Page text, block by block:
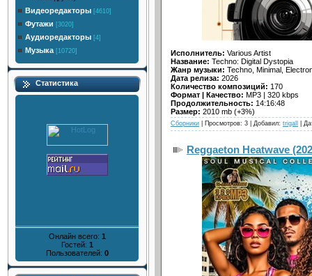
Видеоредакторы [4610]
Футажи [3020]
Аудиоредакторы [4]
Музыка [10720]
Статистика
Онлайн всего: 1
Гостей: 1
Пользователей: 0
Исполнитель: Various Artist
Название: Techno: Digital Dystopia
Жанр музыки: Techno, Minimal,
Дата релиза: 2026
Количество композиций: 170
Формат | Качество: MP3 | 320 kbps
Продолжительность: 14:16:48
Размер: 2010 mb (+3%)
Сборники | Просмотров: 3 | Добавил: trigall |
Reggaeton Heatwave